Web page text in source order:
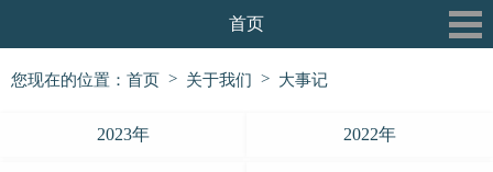
首页
关于我们
您现在的位置： 首页 > 关于我们 > 大事记
2023年 2022年